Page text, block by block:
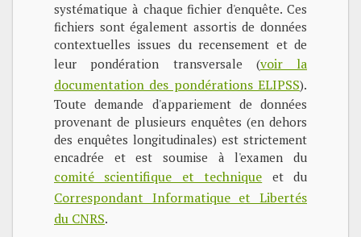
systématique à chaque fichier d'enquête. Ces
fichiers sont également assortis de données
contextuelles issues du recensement et de
leur pondération transversale (voir la
documentation des pondérations ELIPSS).
Toute demande d'appariement de données
provenant de plusieurs enquêtes (en dehors
des enquêtes longitudinales) est strictement
encadrée et est soumise à l'examen du
comité scientifique et technique et du
Correspondant Informatique et Libertés
du CNRS.